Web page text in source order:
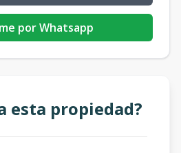
por Whatsapp
esta propiedad?